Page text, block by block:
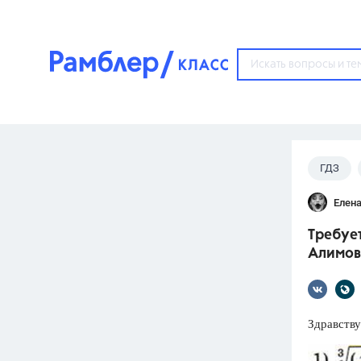
Популярные темы
ГДЗ
ОГЭ
ответов
ГДЗ
Алимов